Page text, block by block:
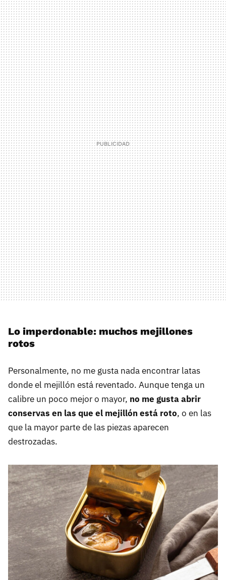
Lo imperdonable: muchos mejillones
rotos
Personalmente, no me gusta nada encontrar latas
donde el mejillón está reventado. Aunque tenga un
calibre un poco mejor o mayor, no me gusta abrir
conservas en las que el mejillón está roto, o en las
que la mayor parte de las piezas aparecen
destrozadas.